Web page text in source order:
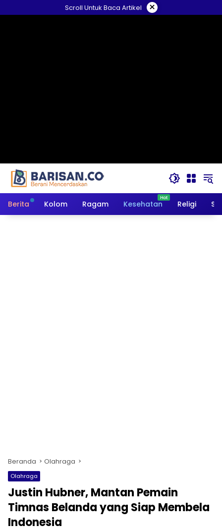
ke
Scroll Untuk Baca Artikel ×
Berita Kolom Ragam Kesehatan Religi
Beranda Olahraga
Olahraga
Justin Hubner, Mantan Pemain
Timnas Belanda yang Siap Membela
Indonesia